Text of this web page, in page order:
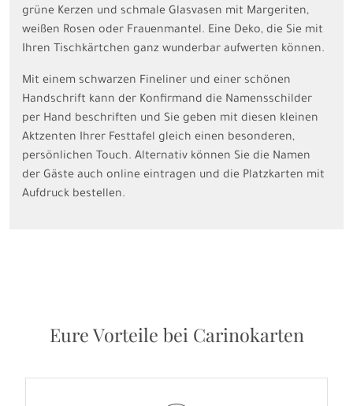
grüne Kerzen und schmale Glasvasen mit Margeriten,
weißen Rosen oder Frauenmantel. Eine Deko, die Sie mit
Ihren Tischkärtchen ganz wunderbar aufwerten können.
Mit einem schwarzen Fineliner und einer schönen
Handschrift kann der Konfirmand die Namensschilder
per Hand beschriften und Sie geben mit diesen kleinen
Aktzenten Ihrer Festtafel gleich einen besonderen,
persönlichen Touch. Alternativ können Sie die Namen
der Gäste auch online eintragen und die Platzkarten mit
Aufdruck bestellen.
Eure Vorteile bei Carinokarten